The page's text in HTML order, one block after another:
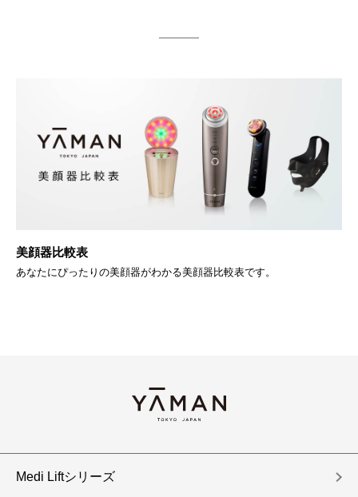
美顔器比較表
あなたにぴったりの美顔器がわかる美顔器比較表です。
Medi Liftシリーズ